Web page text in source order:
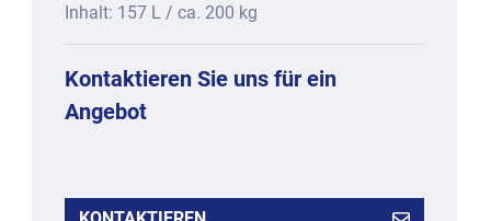
Inhalt: 157 L / ca. 200 kg
Kontaktieren Sie uns für ein
Angebot